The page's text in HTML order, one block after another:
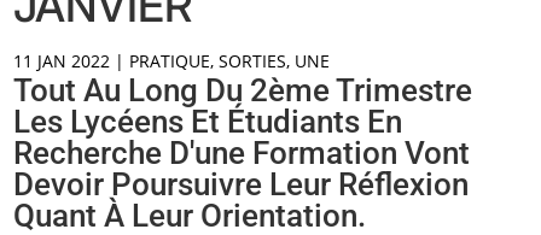
11 JAN 2022 | PRATIQUE,SORTIES, UNE
Tout Au Long Du 2ème Trimestre
Les Lycéens Et Étudiants En
Recherche D'une Formation Vont
Devoir Poursuivre Leur Réflexion
Quant À Leur Orientation.